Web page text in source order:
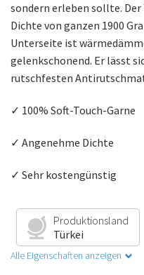
sondern erleben sollte.
Dichte von ganzen 1900
Unterseite ist
gelenkschonend. Er lässt
rutschfesten
✓ 100% Soft-Touch-Garne
✓ Angenehme Dichte
✓ Sehr kostengünstig
Produktionsland
Türkei
Alle Eigenschaften anzeigen